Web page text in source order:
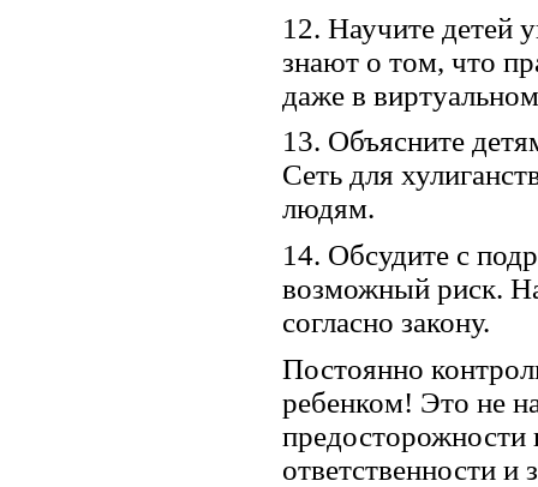
12. Научите детей
знают о том, что
даже в
13. Объясните
Сеть для
людям.
14. Обсудите с
возможный риск.
согласно закону.
Постоянно
ребенком! Это не
предосторожности
ответственности и